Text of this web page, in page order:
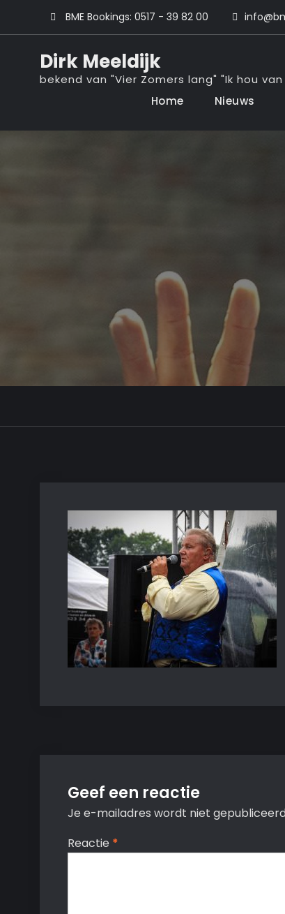
BME Bookings: 0517 - 39 82 00
Dirk Meeldijk
bekend van "Vier Zomers lang" "Ik hou
Home
Nieuws
Geef een reactie
Je e-mailadres wordt niet
Reactie *